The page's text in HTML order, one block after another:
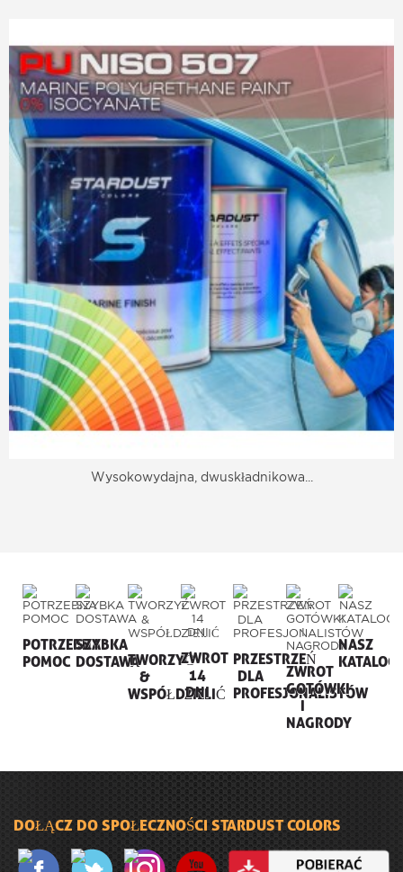
Wysokowydajna, dwuskładnikowa...
POTRZEBNA
POMOC
SZYBKA
DOSTAWATWORZYĆ
&
WSPÓŁDZIELIĆ
ZWROT
14
DNI
PRZESTRZEŃ
DLA
PROFESJONALISTÓW
ZWROT
GOTÓWKI
I
NAGRODY
NASZ
KATALOG
DOŁĄCZ DO SPOŁECZNOŚCI STARDUST COLORS